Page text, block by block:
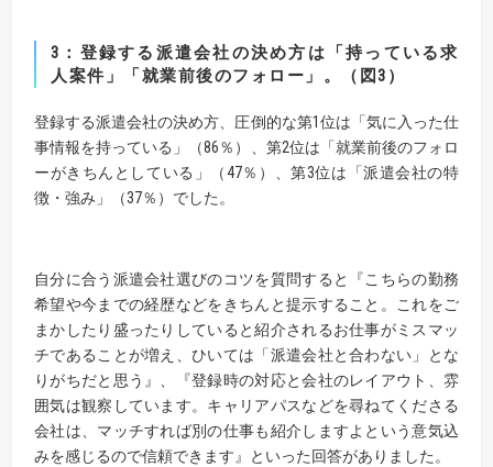
3：登録する派遣会社の決め方は「持っている求
人案件」「就業前後のフォロー」。（図3）
登録する派遣会社の決め方、圧倒的な第1位は「気に入った仕
事情報を持っている」（86％）、第2位は「就業前後のフォロ
ーがきちんとしている」（47％）、第3位は「派遣会社の特
徴・強み」（37％）でした。
自分に合う派遣会社選びのコツを質問すると『こちらの勤務
希望や今までの経歴などをきちんと提示すること。これをご
まかしたり盛ったりしていると紹介されるお仕事がミスマッ
チであることが増え、ひいては「派遣会社と合わない」とな
りがちだと思う』、『登録時の対応と会社のレイアウト、雰
囲気は観察しています。キャリアパスなどを尋ねてくださる
会社は、マッチすれば別の仕事も紹介しますよという意気込
みを感じるので信頼できます』といった回答がありました。